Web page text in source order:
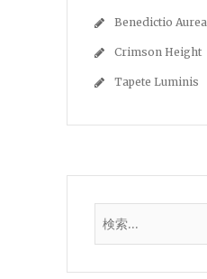
Benedictio Aurea
Crimson Height
Tapete Luminis